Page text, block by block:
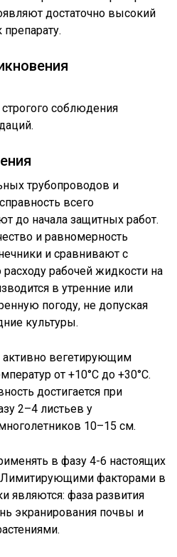
достаточно высокий
строгого соблюдения
трубопроводов и
всего
до начала защитных работ.
и равномерность
и сравнивают с
рабочей жидкости на
в утренние или
погоду, не допуская
культуры.
активно вегетирующим
от +10°С до +30°С.
достигается при
2–4 листьев у
10–15 см.
в фазу 4-6 настоящих
Лимитирующими факторами в
являются: фаза развития
экранирования почвы и